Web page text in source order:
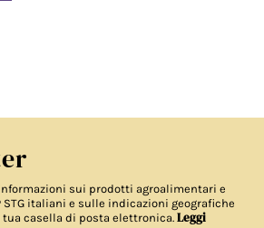
sui prodotti agroalimentari e
STG italiani e sulle indicazioni geografiche
casella di posta elettronica.Leggi